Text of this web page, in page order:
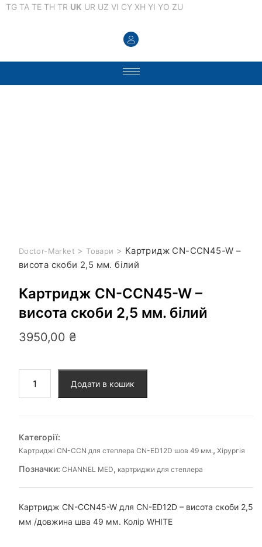
TG TA TE TH TR UK UR UZ VI CY XH YI YO ZU
Doctor-Market > Товари > Картридж CN-CCN45-W –
висота скоби 2,5 мм. білий
Картридж CN-CCN45-W –
висота скоби 2,5 мм. білий
3950,00 ₴
Додати в кошик
Категорії:
Картриджі CN-CCN для степлера CN-ED12D шов 49 мм., Хірургія
Позначки: CHANNEL MED, картриджи для степлера
Картридж CN-CCN45-W для CN-ED12D – висота скоби 2,5
мм /довжина шва 49 мм. Колір WHITE